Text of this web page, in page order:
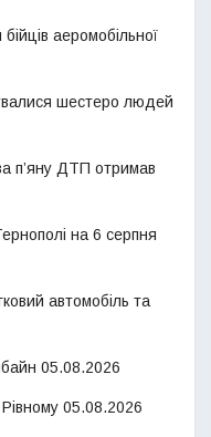
аеромобільної
шестеро людей
п’яну ДТП отримав
на 6 серпня
автомобіль та
05.08.2026
05.08.2026